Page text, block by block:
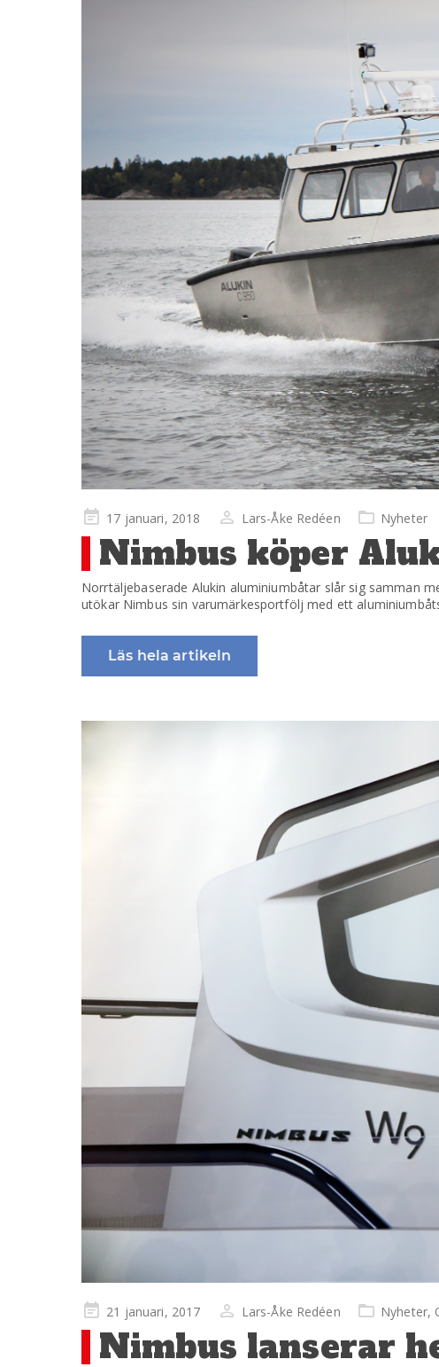
Publicerad
på
17 januari, 2018 Lars-Åke Redéen Nyheter
Nimbus köper
Norrtäljebaserade Alukin aluminiumbåtar slår sig samman
utökar Nimbus sin varumärkesportfölj med ett
Läs hela artikeln
Publicerad
på
21 januari, 2017 Lars-Åke Redéen Nyheter,
Nimbus lanserar